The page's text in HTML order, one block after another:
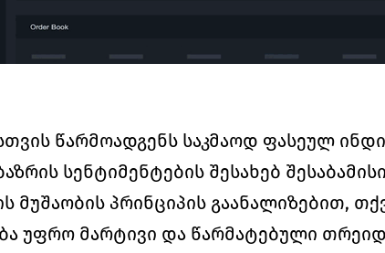
წარმოადგენს საკმაოდ ფასეულ
სენტიმენტების შესახებ
მუშაობის პრინციპის გაანალიზებით,
უფრო მარტივი და წარმატებული